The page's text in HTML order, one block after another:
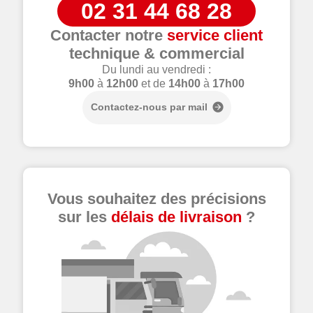
02 31 44 68 28
Contacter notre service client
technique & commercial
Du lundi au vendredi :
9h00 à 12h00 et de 14h00 à 17h00
Contactez-nous par mail
Vous souhaitez des précisions
sur les délais de livraison ?